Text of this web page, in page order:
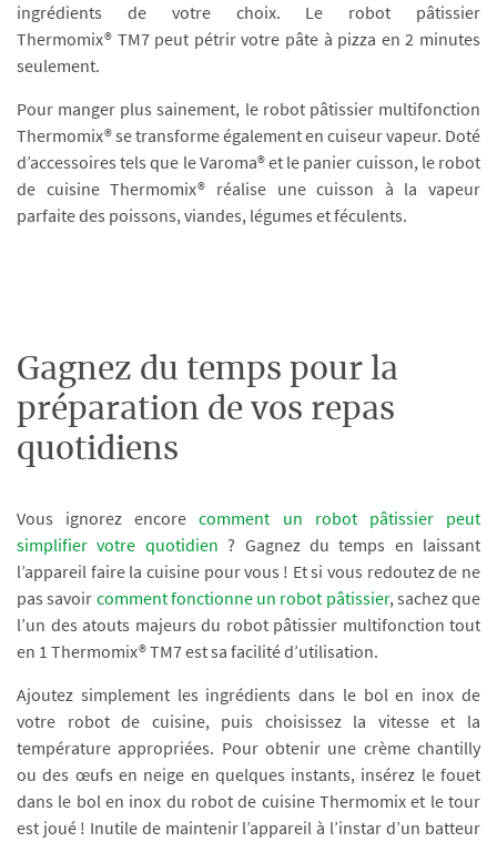
ingrédients de votre choix. Le robot pâtissier
Thermomix® TM7 peut pétrir votre pâte à pizza en 2 minutes
seulement.
Pour manger plus sainement, le robot pâtissier multifonction
Thermomix® se transforme également en cuiseur vapeur. Doté
d’accessoires tels que le Varoma® et le panier cuisson, le robot
de cuisine Thermomix® réalise une cuisson à la vapeur
parfaite des poissons, viandes, légumes et féculents.
Gagnez du temps pour la
préparation de vos repas
quotidiens
Vous ignorez encorecomment un robot pâtissier peut
simplifier votre quotidien ? Gagnez du temps en laissant
l’appareil faire la cuisine pour vous ! Et si vous redoutez de ne
pas savoir comment fonctionne un robot pâtissier, sachez que
l’un des atouts majeurs du robot pâtissier multifonction tout
en 1 Thermomix® TM7 est sa facilité d’utilisation.
Ajoutez simplement les ingrédients dans le bol en inox de
votre robot de cuisine, puis choisissez la vitesse et la
température appropriées. Pour obtenir une crème chantilly
ou des œufs en neige en quelques instants, insérez le fouet
dans le bol en inox du robot de cuisine Thermomix et le tour
est joué ! Inutile de maintenir l’appareil à l’instar d’un batteur